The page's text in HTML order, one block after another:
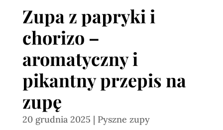
Zupa z papryki i
chorizo –
aromatyczny i
pikantny przepis na
zupę
20 grudnia 2025 | Pyszne zupy